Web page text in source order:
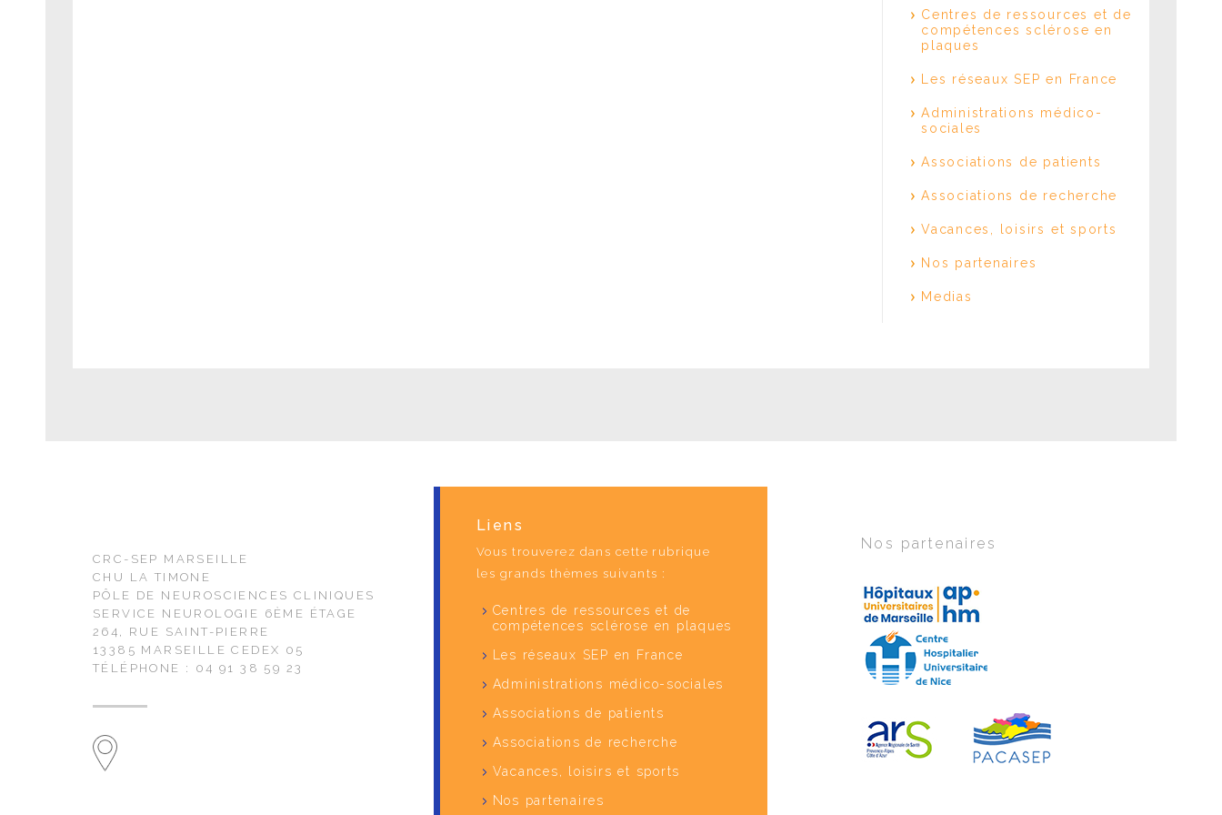
Centres de ressources et de
compétences sclérose en
plaques
Les réseaux SEP en France
Administrations médico-
sociales
Associations de patients
Associations de recherche
Vacances, loisirs et sports
Nos partenaires
Medias
CRC-SEP MARSEILLE
CHU LA TIMONE
PÔLE DE NEUROSCIENCES CLINIQUES
SERVICE NEUROLOGIE 6ÈME ÉTAGE
264, RUE SAINT-PIERRE
13385 MARSEILLE CEDEX 05
TÉLÉPHONE : 04 91 38 59 23
Liens
Vous trouverez dans cette rubrique
les grands thèmes suivants :
Centres de ressources et de
compétences sclérose en plaques
Les réseaux SEP en France
Administrations médico-sociales
Associations de patients
Associations de recherche
Vacances, loisirs et sports
Nos partenaires
Nos partenaires